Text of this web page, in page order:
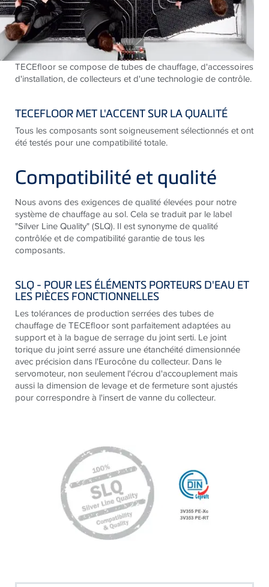
TECEfloor se compose de tubes de chauffage, d'accessoires
d'installation, de collecteurs et d'une technologie de contrôle.
TECEFLOOR MET L'ACCENT SUR LA QUALITÉ
Tous les composants sont soigneusement sélectionnés et ont
été testés pour une compatibilité totale.
Compatibilité et qualité
Nous avons des exigences de qualité élevées pour notre
système de chauffage au sol. Cela se traduit par le label
"Silver Line Quality" (SLQ). Il est synonyme de qualité
contrôlée et de compatibilité garantie de tous les
composants.
SLQ - POUR LES ÉLÉMENTS PORTEURS D'EAU ET
LES PIÈCES FONCTIONNELLES
Les tolérances de production serrées des tubes de
chauffage de TECEfloor sont parfaitement adaptées au
support et à la bague de serrage du joint serti. Le joint
torique du joint serré assure une étanchéité dimensionnée
avec précision dans l'Eurocône du collecteur. Dans le
servomoteur, non seulement l'écrou d'accouplement mais
aussi la dimension de levage et de fermeture sont ajustés
pour correspondre à l'insert de vanne du collecteur.